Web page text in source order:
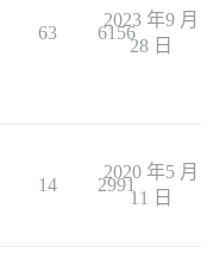
63 6156
2023 年9 月
28 日
14 2991
2020 年5 月
11 日